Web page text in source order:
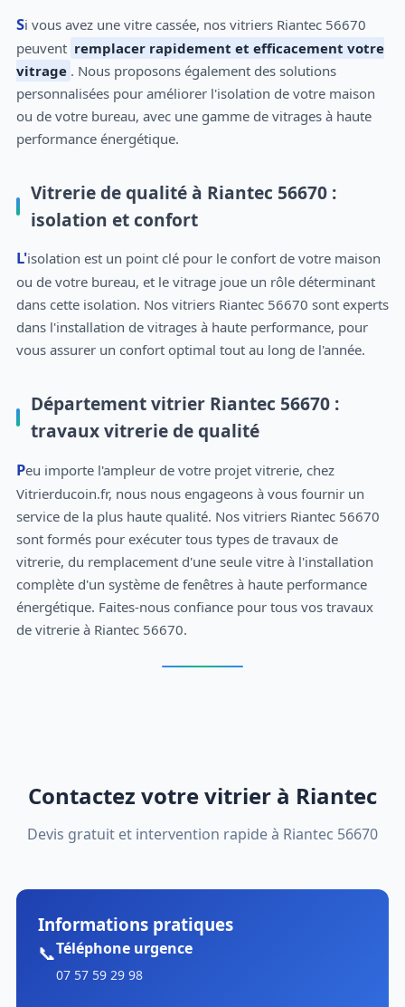
Si vous avez une vitre cassée, nos vitriers Riantec 56670
peuvent remplacer rapidement et efficacement votre
vitrage . Nous proposons également des solutions
personnalisées pour améliorer l'isolation de votre maison
ou de votre bureau, avec une gamme de vitrages à haute
performance énergétique.
Vitrerie de qualité à Riantec 56670 :
isolation et confort
L'isolation est un point clé pour le confort de votre maison
ou de votre bureau, et le vitrage joue un rôle déterminant
dans cette isolation. Nos vitriers Riantec 56670 sont experts
dans l'installation de vitrages à haute performance, pour
vous assurer un confort optimal tout au long de l'année.
Département vitrier Riantec 56670 :
travaux vitrerie de qualité
Peu importe l'ampleur de votre projet vitrerie, chez
Vitrierducoin.fr, nous nous engageons à vous fournir un
service de la plus haute qualité. Nos vitriers Riantec 56670
sont formés pour exécuter tous types de travaux de
vitrerie, du remplacement d'une seule vitre à l'installation
complète d'un système de fenêtres à haute performance
énergétique. Faites-nous confiance pour tous vos travaux
de vitrerie à Riantec 56670.
Contactez votre vitrier à Riantec
Devis gratuit et intervention rapide à Riantec 56670
Informations pratiques
📞Téléphone urgence
07 57 59 29 98